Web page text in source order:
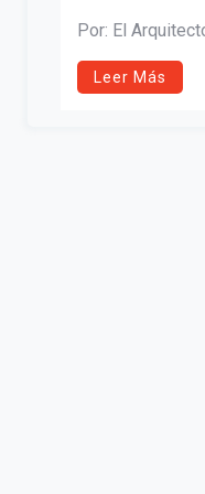
Por: El
Leer Más